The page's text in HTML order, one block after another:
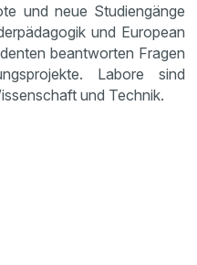
und neue Studiengänge
und European
beantworten Fragen
Labore sind
und Technik.